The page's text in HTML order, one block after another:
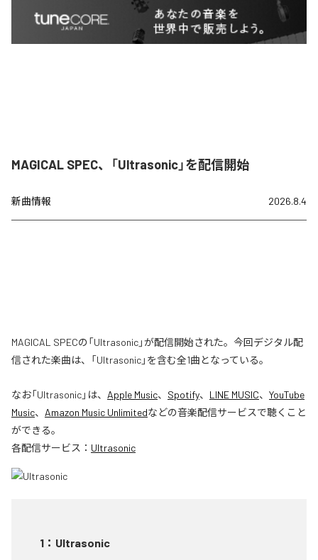
MAGICAL SPEC、「Ultrasonic」を配信開始
新曲情報 2026.8.4
MAGICAL SPECの「Ultrasonic」が配信開始された。今回デジタル配
信された楽曲は、「Ultrasonic」を含む全1曲となっている。
なお「Ultrasonic」は、 Apple Music、 Spotify、 LINE MUSIC、 YouTube
Music、 Amazon Music Unlimitedなどの音楽配信サービスで聴くこと
ができる。
各配信サービス： Ultrasonic
1 ： Ultrasonic